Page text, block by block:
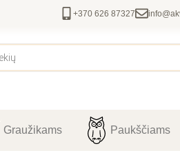
+370 626 87327
Graužikams Paukščiams